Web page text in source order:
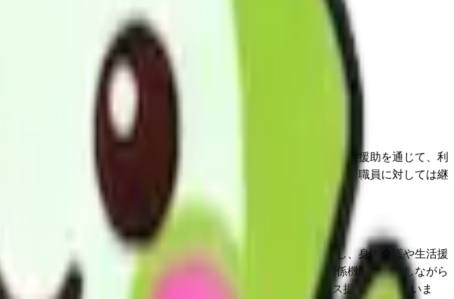
う、心のこもった訪問介護サービスを提供します。身体介護・生活援助を通じて、利
共有を積極的に行い、地域に根ざした支援体制の構築に努めます。職員に対しては継
行います。
援しています。利用者様一人ひとりの意思や生活習慣を大切にし、身体介護や生活援
た場所で最期まで過ごしたいという希望にも対応できるよう関係機関と連携しながら
するとともに、ICTを活用した情報共有により質の高いサービス提供に努めていま